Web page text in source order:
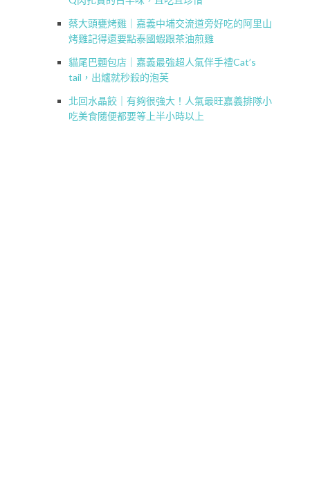
蔡大頭甕烤雞｜嘉義中埔交流道旁好吃的阿里山
烤雞記得還要點泰國蝦跟茶油煎雞
貓尾巴麵包店｜嘉義最強超人氣伴手禮Cat’s
tail，出爐就秒殺的泡芙
北回水晶餃｜有夠很強大！人氣最旺嘉義排隊小
吃美食隨便都要等上半小時以上